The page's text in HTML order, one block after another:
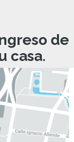
de
casa.